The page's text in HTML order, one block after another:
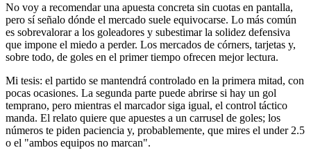
No voy a recomendar una apuesta concreta sin cuotas en pantalla,
pero sí señalo dónde el mercado suele equivocarse. Lo más común
es sobrevalorar a los goleadores y subestimar la solidez defensiva
que impone el miedo a perder. Los mercados de córners, tarjetas y,
sobre todo, de goles en el primer tiempo ofrecen mejor lectura.
Mi tesis: el partido se mantendrá controlado en la primera mitad, con
pocas ocasiones. La segunda parte puede abrirse si hay un gol
temprano, pero mientras el marcador siga igual, el control táctico
manda. El relato quiere que apuestes a un carrusel de goles; los
números te piden paciencia y, probablemente, que mires el under 2.5
o el "ambos equipos no marcan".